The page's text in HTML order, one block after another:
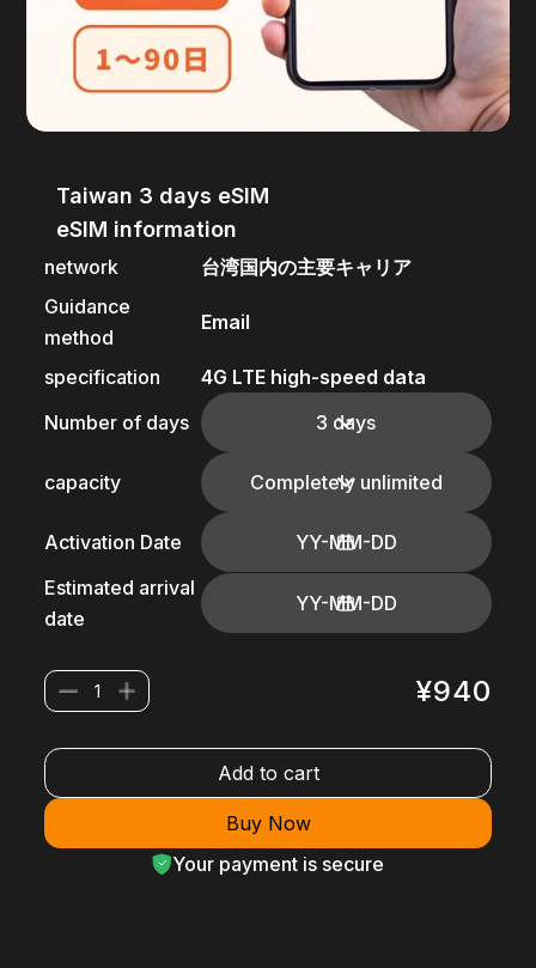
Taiwan 3 days eSIM
eSIM information
network
台湾国内の主要キャリア
Guidance
method
Email
specification
4G LTE high-speed data
Number of days
3 days
capacity Completely unlimited
Activation Date
Estimated arrival
date
¥940
Add to cart
Buy Now
Your payment is secure